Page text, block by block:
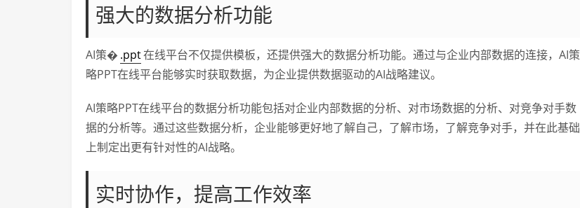
强大的数据分析功能
AI策� .ppt在线平台不仅提供模板，还提供强大的数据分析功能。通过与企业内部数据的连接，AI策
略PPT在线平台能够实时获取数据，为企业提供数据驱动的AI战略建议。
AI策略PPT在线平台的数据分析功能包括对企业内部数据的分析、对市场数据的分析、对竞争对手数
据的分析等。通过这些数据分析，企业能够更好地了解自己，了解市场，了解竞争对手，并在此基础
上制定出更有针对性的AI战略。
实时协作，提高工作效率